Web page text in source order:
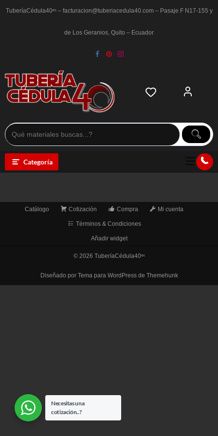
TuberíaCédula40ᵉᶜ – facturacion@tuberiacedula40.com – Pasaje F N17-155 y
de Los Geranios, Quito – Ecuador
Categoría
Catálogo Cotización Compra Mi cuenta
Términos & Condiciones
Añadir widget
© 2026 TuberíaCédula40ᵉᶜ
Diseñado por Tema para WordPress de Themehunk
Necesitas una
cotización..?